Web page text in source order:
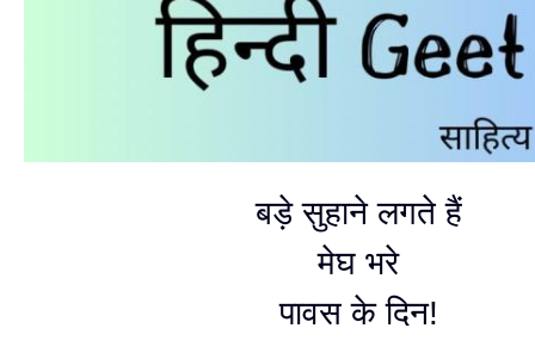
बड़े सुहाने लगते हैं
मेघ भरे
पावस के दिन!